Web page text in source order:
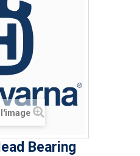
Bearing